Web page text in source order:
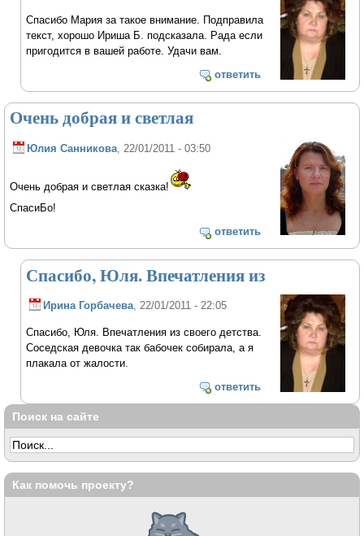
Спасибо Мария за такое внимание. Подправила
текст, хорошо Ириша Б. подсказала. Рада если
пригодится в вашей работе. Удачи вам.
ответить
Очень добрая и светлая
Юлия Санникова , 22/01/2011 - 03:50
Очень добрая и светлая сказка!
СпасиБо!
ответить
Спасибо, Юля. Впечатления из
Ирина Горбачева, 22/01/2011 - 22:05
Спасибо, Юля. Впечатления из своего детства.
Соседская девочка так бабочек собирала, а я
плакала от жалости.
ответить
Поиск на сайте
Как помочь проекту?